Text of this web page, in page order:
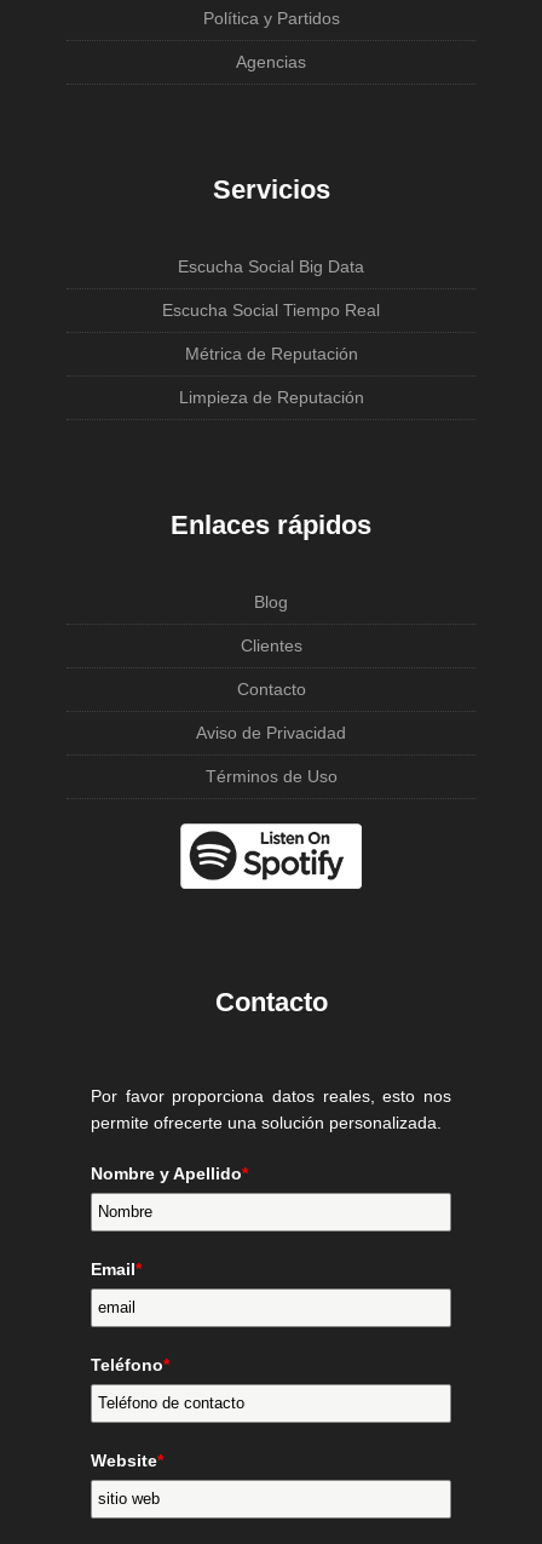
Política y Partidos
Agencias
Servicios
Escucha Social Big Data
Escucha Social Tiempo Real
Métrica de Reputación
Limpieza de Reputación
Enlaces rápidos
Blog
Clientes
Contacto
Aviso de Privacidad
Términos de Uso
Contacto
Por favor proporciona datos reales, esto nos
permite ofrecerte una solución personalizada.
Nombre y Apellido*
Email*
Teléfono*
Website*